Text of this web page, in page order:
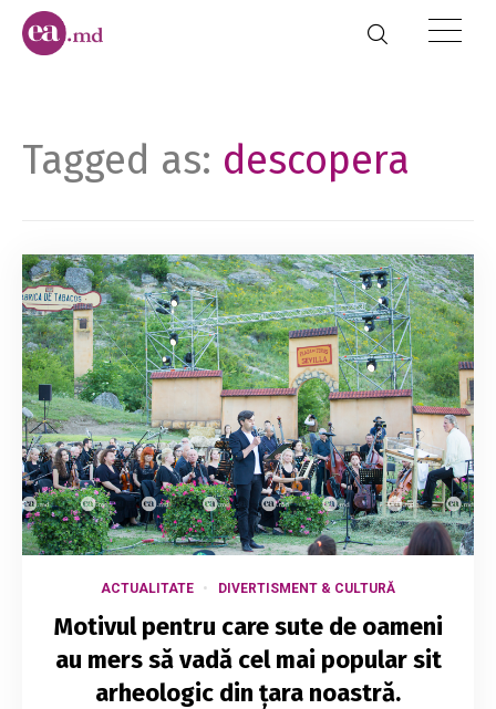
Tagged as: descopera
ACTUALITATE DIVERTISMENT & CULTURĂ
Motivul pentru care sute de oameni
au mers să vadă cel mai popular sit
arheologic din țara noastră.